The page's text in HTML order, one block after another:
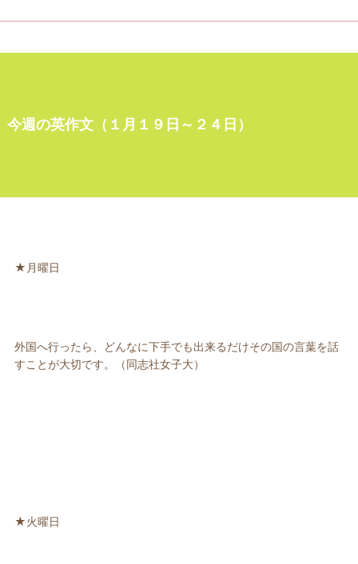
今週の英作文（１月１９日～２４日）
★月曜日
外国へ行ったら、どんなに下手でも出来るだけその国の言葉を話
すことが大切です。（同志社女子大）
★火曜日